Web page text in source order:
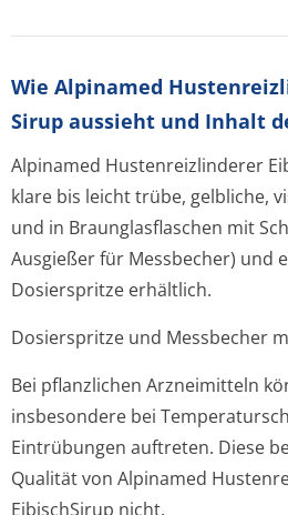
Wie Alpinamed
Sirup aussieht und Inhalt
Alpinamed Hustenreizlinderer
klare bis leicht trübe, gelbliche,
und in Braunglasflaschen mit
Ausgießer für Messbecher) und
Dosierspritze erhältlich.
Dosierspritze und Messbecher
Bei pflanzlichen Arzneimitteln
insbesondere bei
Eintrübungen auftreten. Diese
Qualität von Alpinamed
EibischSirup nicht.